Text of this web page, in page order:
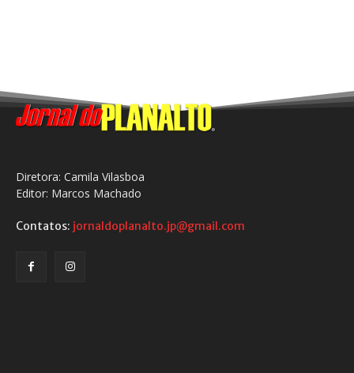
Diretora: Camila Vilasboa
Editor: Marcos Machado
Contatos: jornaldoplanalto.jp@gmail.com